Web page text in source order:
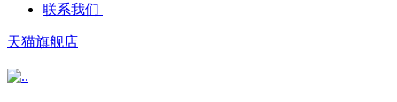
联系我们
天猫旗舰店